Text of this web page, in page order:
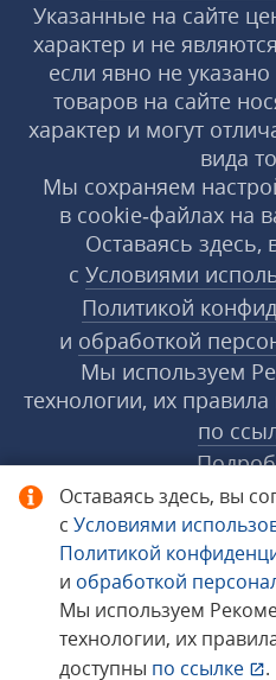
Оставаясь здесь, вы
с Условиями
Политикой
и обработкой
Мы используем
технологии, их
доступны по ссылке .
Указанные на сайте
характер и не
если явно не
товаров на сайте
характер и могут
вида
Мы сохраняем
в cookie‑файлах на
Оставаясь здесь,
с Условиями
Политикой
и обработкой
Мы используем
технологии, их
по
© 1998−2026